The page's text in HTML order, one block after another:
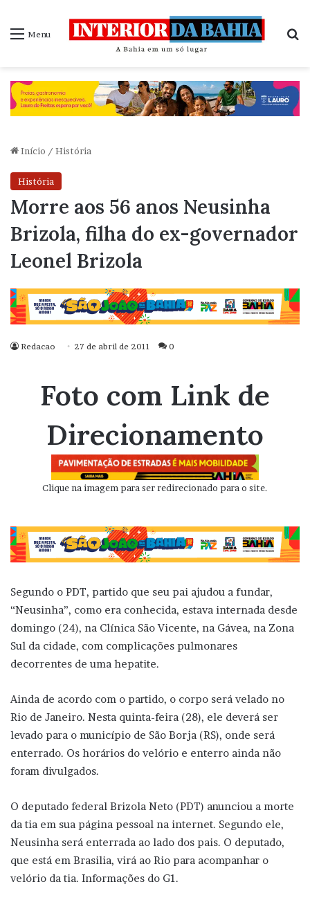
Menu
Início / História
História
Morre aos 56 anos Neusinha
Brizola, filha do ex-governador
Leonel Brizola
Redacao 27 de abril de 2011 0
Foto com Link de
Direcionamento
Clique na imagem para ser redirecionado para o site.
Segundo o PDT, partido que seu pai ajudou a fundar,
“Neusinha”, como era conhecida, estava internada desde
domingo (24), na Clínica São Vicente, na Gávea, na Zona
Sul da cidade, com complicações pulmonares
decorrentes de uma hepatite.
Ainda de acordo com o partido, o corpo será velado no
Rio de Janeiro. Nesta quinta-feira (28), ele deverá ser
levado para o município de São Borja (RS), onde será
enterrado. Os horários do velório e enterro ainda não
foram divulgados.
O deputado federal Brizola Neto (PDT) anunciou a morte
da tia em sua página pessoal na internet. Segundo ele,
Neusinha será enterrada ao lado dos pais. O deputado,
que está em Brasilia, virá ao Rio para acompanhar o
velório da tia. Informações do G1.